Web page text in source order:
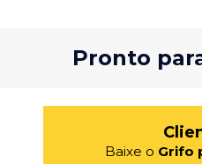
Pronto
Baixe o Grifo